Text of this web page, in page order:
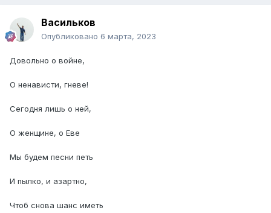
Васильков
Опубликовано 6 марта, 2023
Довольно о войне,
О ненависти, гневе!
Сегодня лишь о ней,
О женщине, о Еве
Мы будем песни петь
И пылко, и азартно,
Чтоб снова шанс иметь